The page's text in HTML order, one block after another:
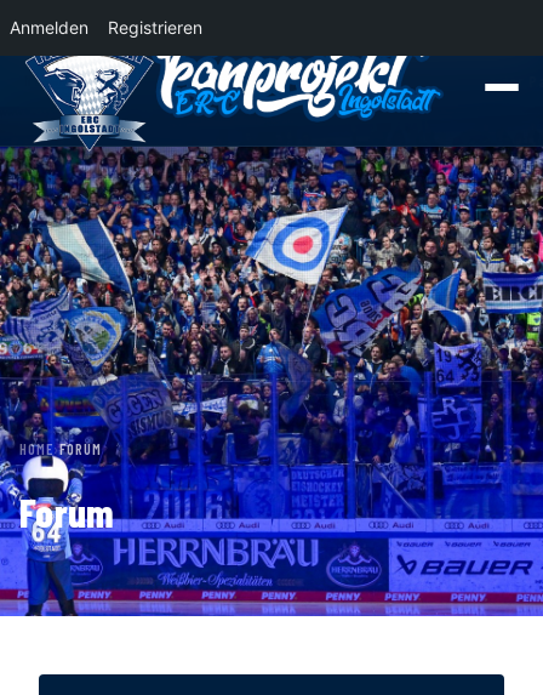
Anmelden Registrieren
NewsDer Panther Express 2026/2027 rollt nach Krefeld! Wohin rollt der
HOME›FORUM
Forum